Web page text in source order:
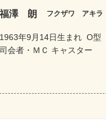
福澤 朗 フクザワ アキラ
1963年9月14日生まれ O型
司会者・ＭＣ キャスター